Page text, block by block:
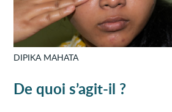
DIPIKA MAHATA
De quoi s’agit-il ?